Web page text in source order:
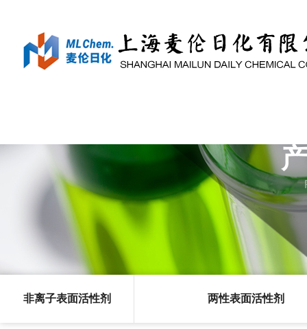
非离子表面活性剂 两性表面活性剂